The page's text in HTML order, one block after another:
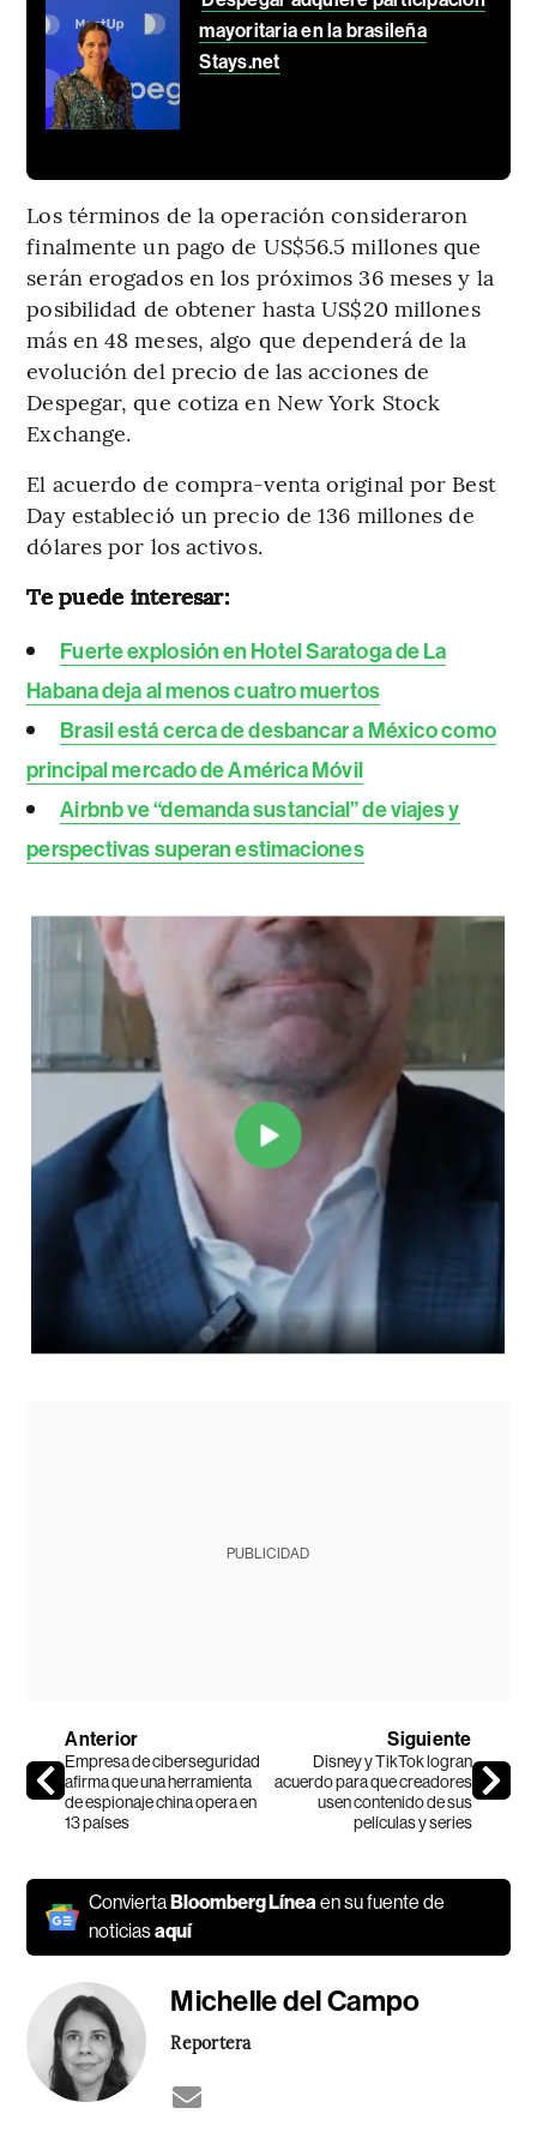
mayoritaria en la brasileña
Stays.net
Los términos de la operación consideraron
finalmente un pago de US$56.5 millones que
serán erogados en los próximos 36 meses y la
posibilidad de obtener hasta US$20 millones
más en 48 meses, algo que dependerá de la
evolución del precio de las acciones de
Despegar, que cotiza en New York Stock
Exchange.
El acuerdo de compra-venta original por Best
Day estableció un precio de 136 millones de
dólares por los activos.
Te puede interesar:
Fuerte explosión en Hotel Saratoga de La
Habana deja al menos cuatro muertos
Brasil está cerca de desbancar a México como
principal mercado de América Móvil
Airbnb ve “demanda sustancial” de viajes y
perspectivas superan estimaciones
PUBLICIDAD
Anterior
Empresa de ciberseguridad
afirma que una herramienta
de espionaje china opera en
13 países
Siguiente
Disney y TikTok logran
acuerdo para que creadores
usen contenido de sus
películas y series
ConviertaBloomberg Líneaen su fuente de
noticiasaquí
Michelle del Campo
Reportera